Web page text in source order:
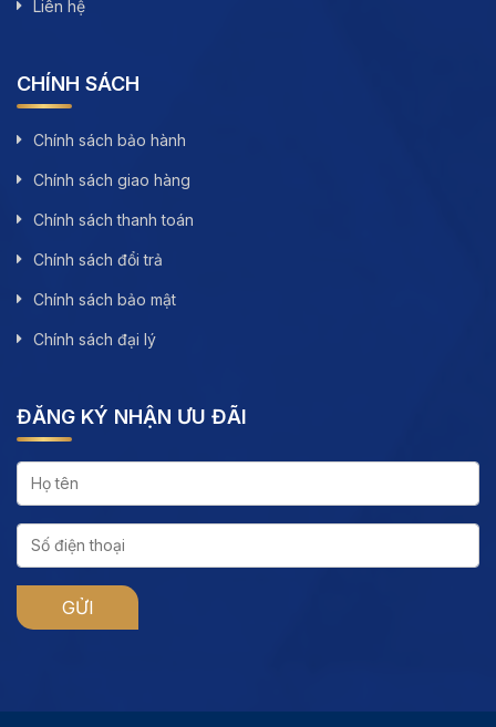
Liên hệ
CHÍNH SÁCH
Chính sách bảo hành
Chính sách giao hàng
Chính sách thanh toán
Chính sách đổi trả
Chính sách bảo mật
Chính sách đại lý
ĐĂNG KÝ NHẬN ƯU ĐÃI